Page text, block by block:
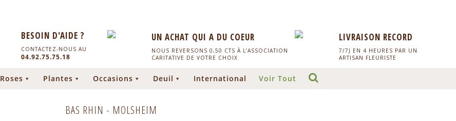
BESOIN D'AIDE ?
CONTACTEZ-NOUS AU
04.92.75.75.18
UN ACHAT QUI A DU COEUR
NOUS REVERSONS 0,50 CTS À L’ASSOCIATION
CARITATIVE DE VOTRE CHOIX
LIVRAISON RECORD
7/7J EN 4 HEURES PAR UN
ARTISAN FLEURISTE
Roses Plantes Occasions Deuil International Voir Tout
BAS RHIN - MOLSHEIM